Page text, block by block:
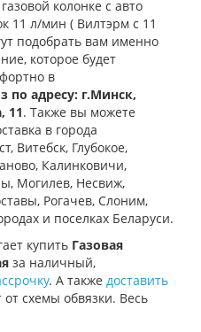
колонке с авто
11 л/мин ( Вилтэрм с 11
подобрать вам именно
которое будет
в
по адресу: г.Минск,
11. Также вы можете
в города
Витебск, Глубокое,
Калинковичи,
Могилев, Несвиж,
Рогачев, Слоним,
и поселках Беларуси.
купить Газовая
за наличный,
. А также доставить
от схемы обвязки. Весь